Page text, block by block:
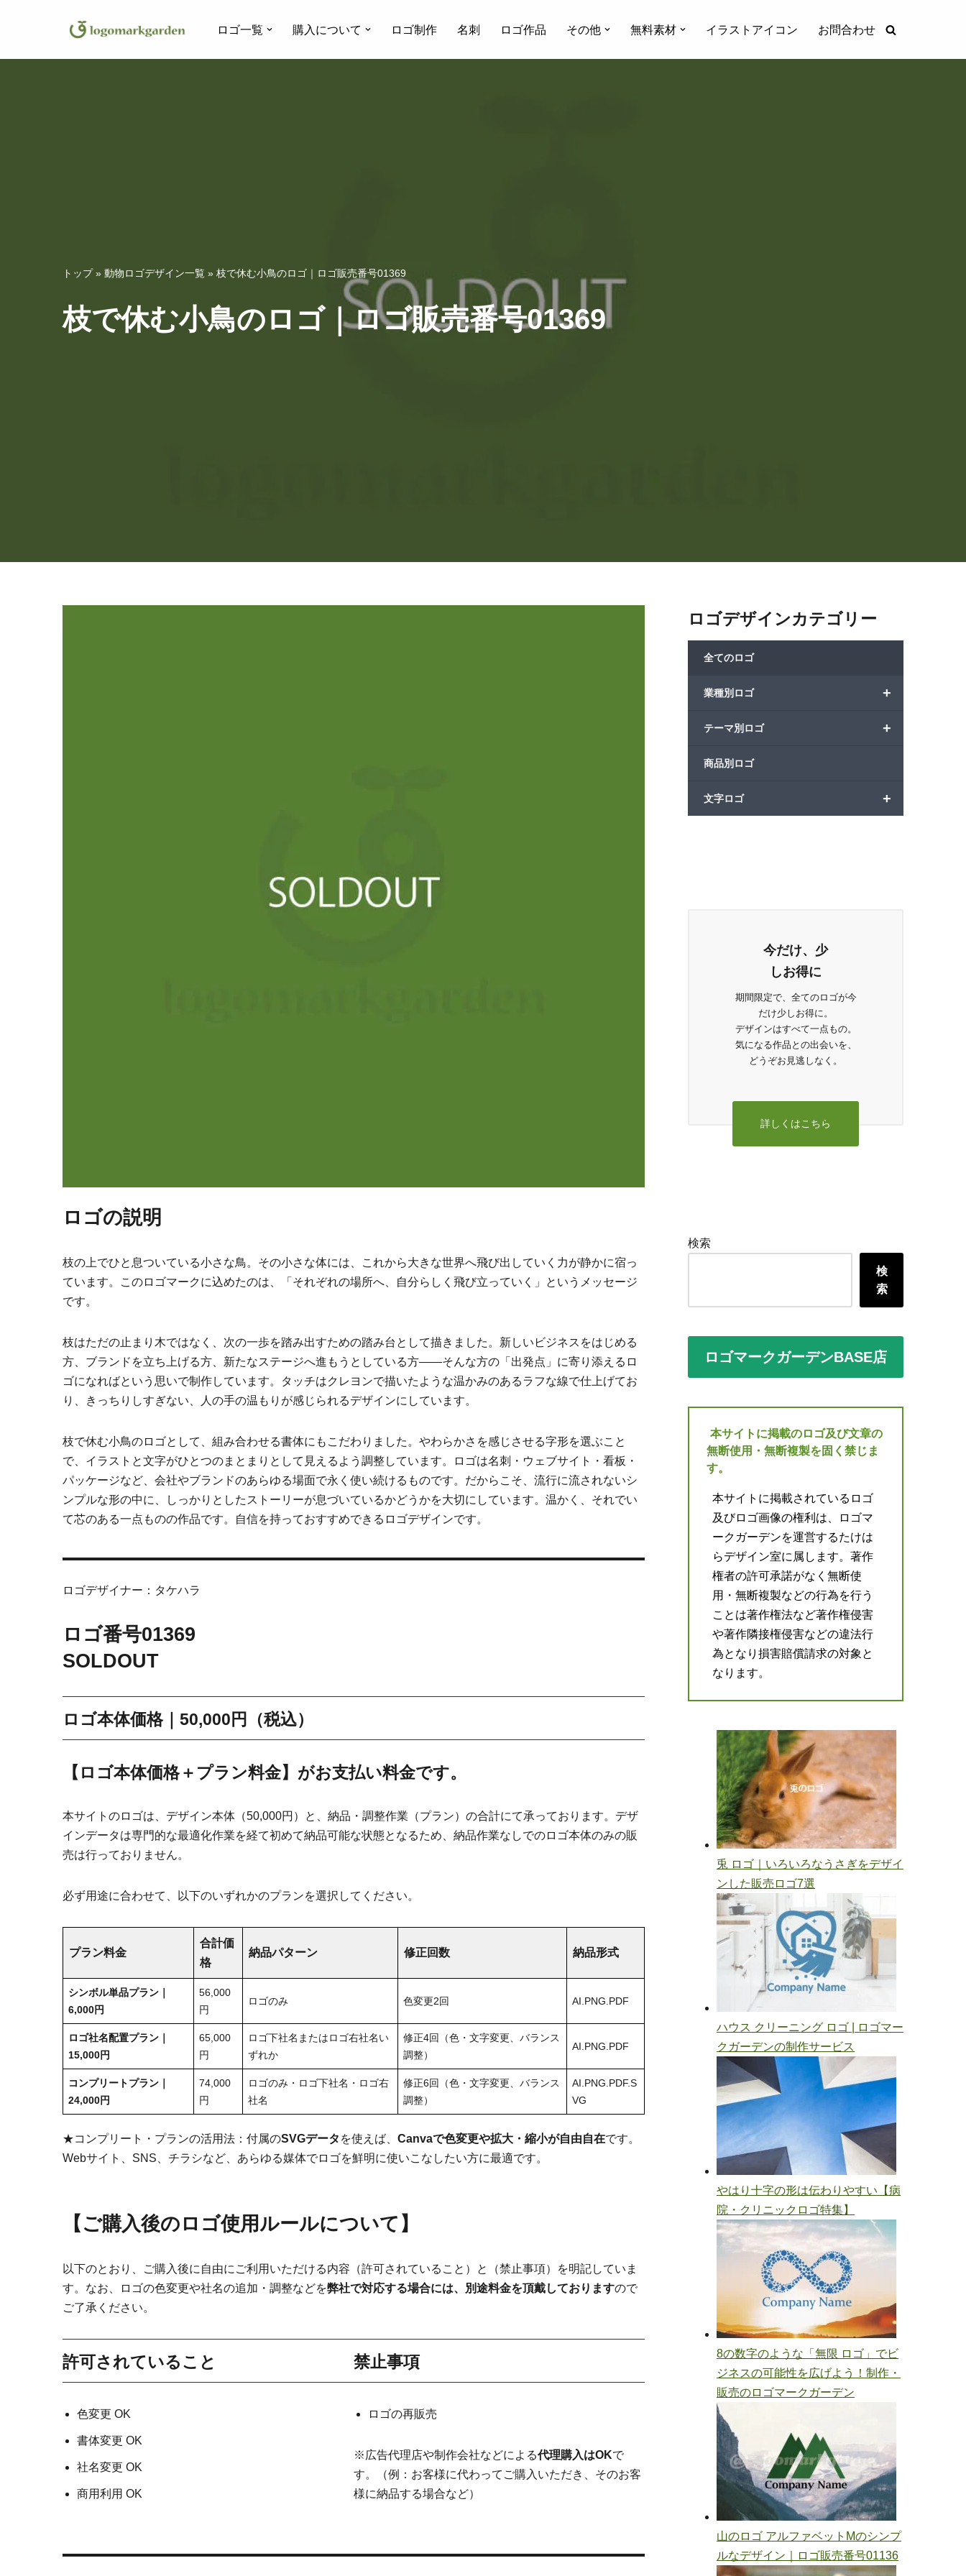
ン
ロゴ一覧 購入について ロゴ制作 名刺 ロゴ作品 その他 無料素材 イラストアイコン お問合わせ
トップ» 動物ロゴデザイン一覧 » 枝で休む小鳥のロゴ｜ロゴ販売番号01369
枝で休む小鳥のロゴ｜ロゴ販売番号01369
ロゴの説明
枝の上でひと息ついている小さな鳥。その小さな体には、これから大きな世界へ飛び出していく力が静かに宿っ
ています。このロゴマークに込めたのは、「それぞれの場所へ、自分らしく飛び立っていく」というメッセージ
です。
枝はただの止まり木ではなく、次の一歩を踏み出すための踏み台として描きました。新しいビジネスをはじめる
方、ブランドを立ち上げる方、新たなステージへ進もうとしている方——そんな方の「出発点」に寄り添えるロ
ゴになればという思いで制作しています。タッチはクレヨンで描いたような温かみのあるラフな線で仕上げてお
り、きっちりしすぎない、人の手の温もりが感じられるデザインにしています。
枝で休む小鳥のロゴとして、組み合わせる書体にもこだわりました。やわらかさを感じさせる字形を選ぶこと
で、イラストと文字がひとつのまとまりとして見えるよう調整しています。ロゴは名刺・ウェブサイト・看板・
パッケージなど、会社やブランドのあらゆる場面で永く使い続けるものです。だからこそ、流行に流されないシ
ンプルな形の中に、しっかりとしたストーリーが息づいているかどうかを大切にしています。温かく、それでい
て芯のある一点ものの作品です。自信を持っておすすめできるロゴデザインです。
ロゴデザイナー：タケハラ
ロゴ番号01369
SOLDOUT
ロゴ本体価格｜50,000円（税込）
【ロゴ本体価格＋プラン料金】がお支払い料金です。
本サイトのロゴは、デザイン本体（50,000円）と、納品・調整作業（プラン）の合計にて承っております。デザ
インデータは専門的な最適化作業を経て初めて納品可能な状態となるため、納品作業なしでのロゴ本体のみの販
売は行っておりません。
必ず用途に合わせて、以下のいずれかのプランを選択してください。
プラン料金
合計価
格
納品パターン 修正回数 納品形式
シンボル単品プラン｜
6,000円
56,000
円
ロゴのみ 色変更2回 AI.PNG.PDF
ロゴ社名配置プラン｜
15,000円
65,000
円
ロゴ下社名またはロゴ右社名い
ずれか
修正4回（色・文字変更、バランス
調整）
AI.PNG.PDF
コンプリートプラン｜
24,000円
74,000
円
ロゴのみ・ロゴ下社名・ロゴ右
社名
修正6回（色・文字変更、バランス
調整）
AI.PNG.PDF.S
VG
★コンプリート・プランの活用法：付属のSVGデータ を使えば、 Canvaで色変更や拡大・縮小が自由自在です。
Webサイト、SNS、チラシなど、あらゆる媒体でロゴを鮮明に使いこなしたい方に最適です。
【 ご購入後のロゴ使用ルールについて 】
以下のとおり、ご購入後に自由にご利用いただける内容（許可されていること）と（禁止事項）を明記していま
す。なお、ロゴの色変更や社名の追加・調整などを弊社で対応する場合には、別途料金を頂戴しておりますので
ご了承ください。
許可されていること
色変更 OK
書体変更 OK
社名変更 OK
商用利用 OK
禁止事項
ロゴの再販売
※広告代理店や制作会社などによる代理購入はOKで
す。（例：お客様に代わってご購入いただき、そのお客
様に納品する場合など）
ロゴデザインカテゴリー
全てのロゴ
+
業種別ロゴ
+
テーマ別ロゴ
商品別ロゴ
+
文字ロゴ
今だけ、少
しお得に
期間限定で、全てのロゴが今
だけ少しお得に。
デザインはすべて一点もの。
気になる作品との出会いを、
どうぞお見逃しなく。
詳しくはこちら
検索
検
索
ロゴマークガーデンBASE店
本サイトに掲載のロゴ及び文章の
無断使用・無断複製を固く禁じま
す。
本サイトに掲載されているロゴ
及びロゴ画像の権利は、ロゴマ
ークガーデンを運営するたけは
らデザイン室に属します。著作
権者の許可承諾がなく無断使
用・無断複製などの行為を行う
ことは著作権法など著作権侵害
や著作隣接権侵害などの違法行
為となり損害賠償請求の対象と
なります。